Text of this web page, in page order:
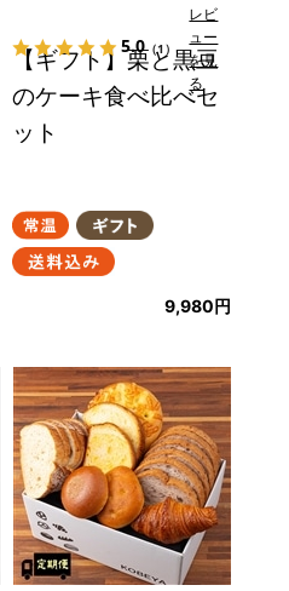
【ギフト】栗と黒豆
のケーキ食べ比べセ
ット
5.0（1）
レビ
ュー
を見
る
9,980円